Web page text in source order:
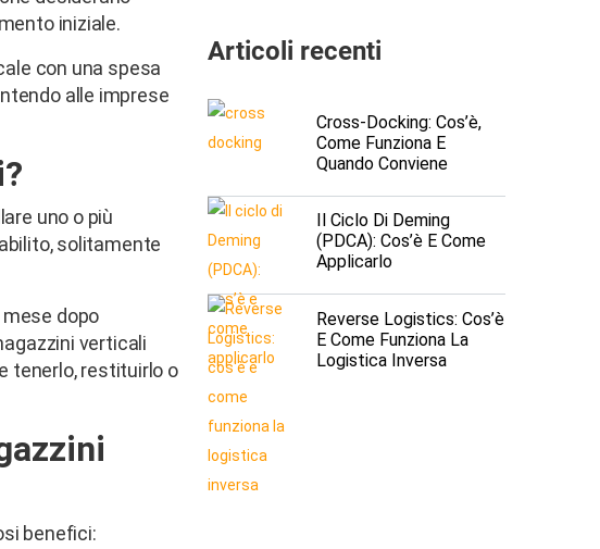
iniziale.
con una spesa
alle imprese
uno o più
solitamente
dopo
verticali
tenerlo, restituirlo o
benefici:
Articoli recenti
Cross-Docking: Cos’è,
Come Funziona E
Quando Conviene
Il Ciclo Di Deming
(PDCA): Cos’è E Come
Applicarlo
Reverse Logistics: Cos’è
E Come Funziona La
Logistica Inversa